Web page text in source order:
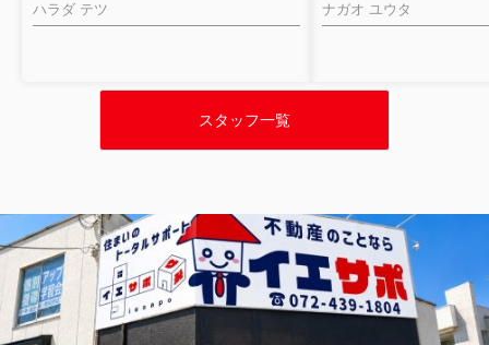
ハラダ テツ ナガオ ユウタ
スタッフ一覧